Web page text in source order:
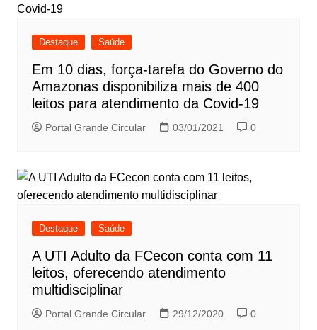
Destaque Saúde
Em 10 dias, força-tarefa do Governo do
Amazonas disponibiliza mais de 400
leitos para atendimento da Covid-19
Portal Grande Circular 03/01/2021 0
Destaque Saúde
A UTI Adulto da FCecon conta com 11
leitos, oferecendo atendimento
multidisciplinar
Portal Grande Circular 29/12/2020 0